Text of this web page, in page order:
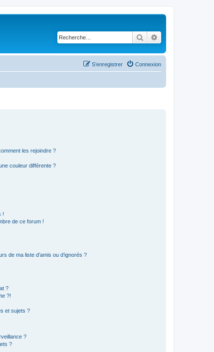
Rechercher
Connexion
S’enregistrer
les rejoindre ?
couleur différente ?
!
de ce forum !
de ma liste d’amis ou d’ignorés ?
?
?!
et sujets ?
?
?